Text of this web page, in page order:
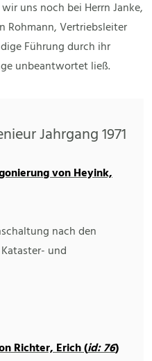
uns noch bei Herrn Janke,
Rohmann, Vertriebsleiter
Führung durch ihr
unbeantwortet ließ.
Jahrgang 1971
von Heyink,
nach den
und
Richter, Erich (id: 76)